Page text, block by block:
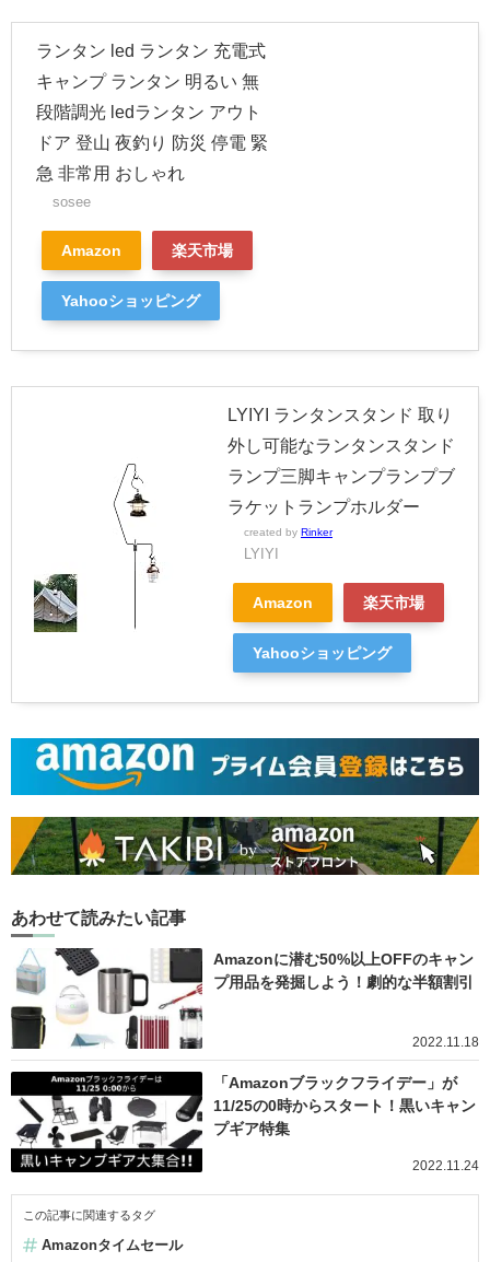
ランタン led ランタン 充電式
キャンプ ランタン 明るい 無
段階調光 ledランタン アウト
ドア 登山 夜釣り 防災 停電 緊
急 非常用 おしゃれ
sosee
Amazon 楽天市場
Yahooショッピング
LYIYI ランタンスタンド 取り
外し可能なランタンスタンド
ランプ三脚キャンプランプブ
ラケットランプホルダー
created by Rinker
LYIYI
Amazon 楽天市場
Yahooショッピング
あわせて読みたい記事
Amazonに潜む50%以上OFFのキャン
プ用品を発掘しよう！劇的な半額割引
2022.11.18
「Amazonブラックフライデー」が
11/25の0時からスタート！黒いキャン
プギア特集
2022.11.24
この記事に関連するタグ
Amazonタイムセール